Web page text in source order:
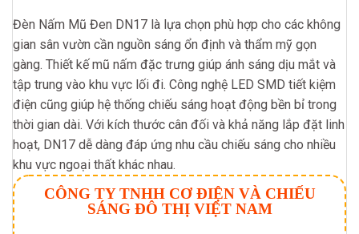
Đèn Nấm Mũ Đen DN17 là lựa chọn phù hợp cho các không
gian sân vườn cần nguồn sáng ổn định và thẩm mỹ gọn
gàng. Thiết kế mũ nấm đặc trưng giúp ánh sáng dịu mắt và
tập trung vào khu vực lối đi. Công nghệ LED SMD tiết kiệm
điện cũng giúp hệ thống chiếu sáng hoạt động bền bỉ trong
thời gian dài. Với kích thước cân đối và khả năng lắp đặt linh
hoạt, DN17 dễ dàng đáp ứng nhu cầu chiếu sáng cho nhiều
khu vực ngoại thất khác nhau.
CÔNG TY TNHH CƠ ĐIỆN VÀ CHIẾU
SÁNG ĐÔ THỊ VIỆT NAM